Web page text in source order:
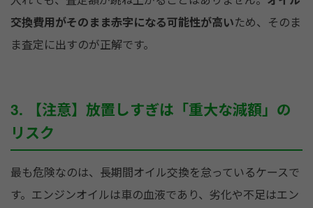
交換費用がそのまま赤字になる可能性が高いため、そのま
ま査定に出すのが正解です。
3. 【注意】放置しすぎは「重大な減額」の
リスク
最も危険なのは、長期間オイル交換を怠っているケースで
す。エンジンオイルは車の血液であり、劣化や不足はエン